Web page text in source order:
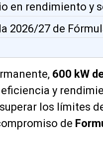
en rendimiento y
2026/27 de
600 kW
y
los límites
de